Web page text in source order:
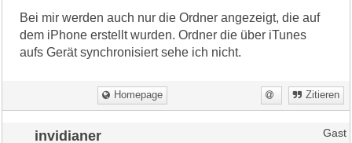
Bei mir werden auch nur die Ordner angezeigt, die auf
dem iPhone erstellt wurden. Ordner die über iTunes
aufs Gerät synchronisiert sehe ich nicht.
Homepage Zitieren
invidianer Gast